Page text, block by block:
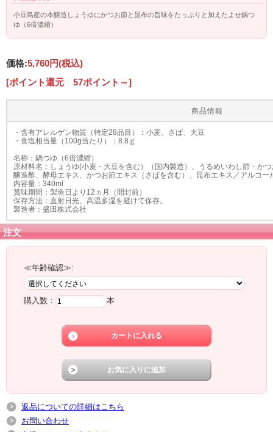
小豆島産の本醸造しょうゆにかつお節と昆布の旨味をたっぷりと加えたよせ鍋つ
ゆ（6倍濃縮）
価格:5,760円(税込)
[ポイント還元 57ポイント～]
商品情報
・含有アレルゲン物質（特定28品目）：小麦、さば、大豆
・食塩相当量（100g当たり）：8.8ｇ
名称：鍋つゆ（6倍濃縮）
原材料名：しょうゆ(小麦・大豆を含む）（国内製造）、うるめいわし節・か
醸造酢、酵母エキス、かつお節エキス（さばを含む）、昆布エキス／アルコー
内容量：340ml
賞味期間：製造日より12ヵ月（開封前）
保存方法：直射日光、高温多湿を避けて保存。
製造者：盛田株式会社
注文
≪年齢確認≫:
購入数： 本
返品についての詳細はこちら
お問い合わせ